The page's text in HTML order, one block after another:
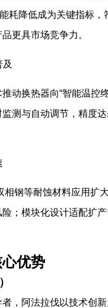
耗降低成为关键指标
更具市场竞争力。
动换热器向“智能温控
测与自动调节，精度
相钢等耐蚀材料应用扩
；模块化设计适配扩
优势
，阿法拉伐以技术创新